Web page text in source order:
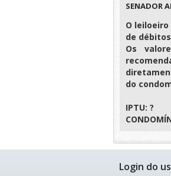
SENADOR
O
de
Os
do
IPTU: ?
Login do